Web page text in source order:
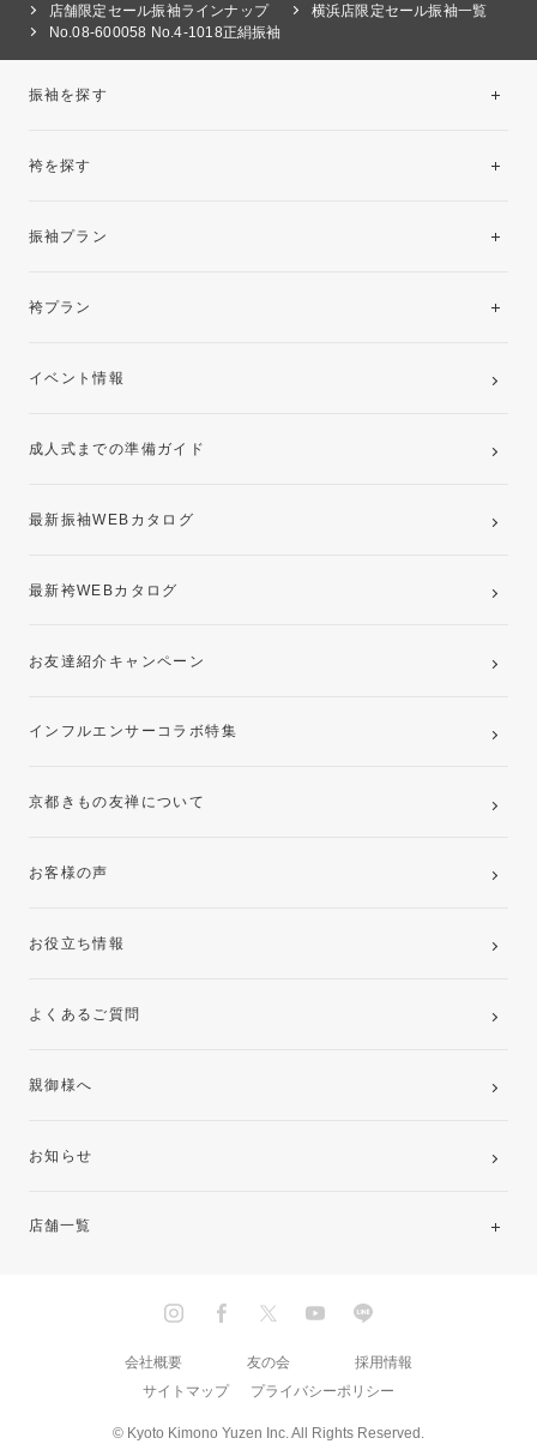
店舗限定セール振袖ラインナップ
横浜店限定セール振袖一覧
No.08‐600058 No.4-1018正絹振袖
振袖を探す
袴を探す
振袖プラン
レンタルプラン
袴プラン
卒業袴レンタルプラン
イベント情報
成人式までの準備ガイド
最新振袖WEBカタログ
最新袴WEBカタログ
お友達紹介キャンペーン
インフルエンサーコラボ特集
京都きもの友禅について
お客様の声
お役立ち情報
よくあるご質問
親御様へ
お知らせ
店舗一覧
© Kyoto Kimono Yuzen Inc. All Rights Reserved.
会社概要 友の会
採用情報
サイトマップ
プライバシーポリシー